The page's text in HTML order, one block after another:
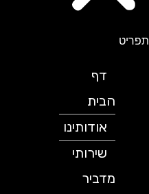
תפריט
דף
הבית
אודותינו
שירותי
מדביר